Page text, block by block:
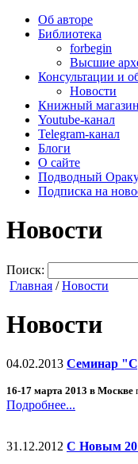
Об авторе
Библиотека
forbegin
Высшие
Консультации и
Новости
Книжный магазин
Youtube-канал
Telegram-канал
Блоги
О сайте
Подводный
Подписка на
Новости
Поиск:
Главная /Новости
Новости
04.02.2013 Семинар
16-17 марта 2013 в Москве
Подробнее...
31.12.2012 С Новым